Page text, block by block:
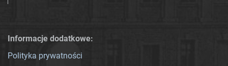
Informacje dodatkowe:
Polityka prywatności